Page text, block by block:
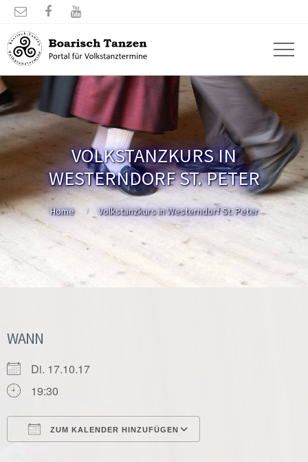
  
VOLKSTANZKURS IN
WESTERNDORF ST. PETER
Home Volkstanzkurs in Westerndorf St. Peter
WANN
Di. 17.10.17
19:30
ZUM KALENDER HINZUFÜGEN